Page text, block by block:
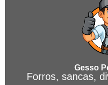
Gesso
Forros, sancas,